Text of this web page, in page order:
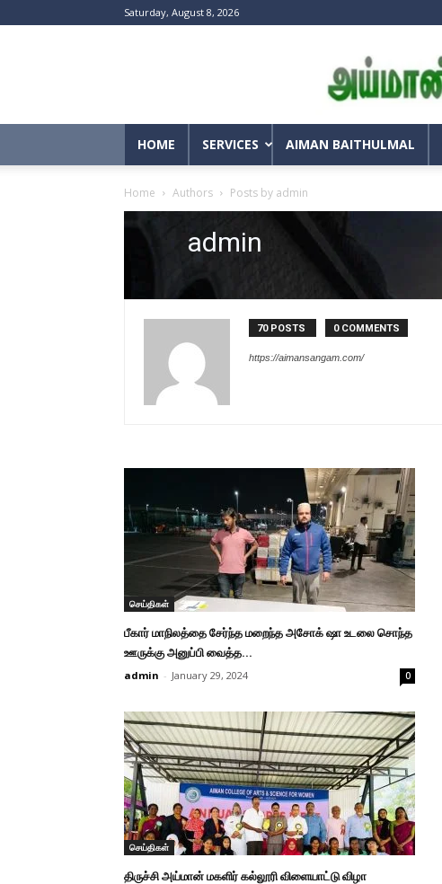
Saturday, August 8, 2026
HOME SERVICES AIMAN BAITHULMAL
Home Authors Posts by admin
admin
70 POSTS 0 COMMENTS
https://aimansangam.com/
செய்திகள்
பீகார் மாநிலத்தை சேர்ந்த மறைந்த அசோக் ஷா உடலை சொந்த
ஊருக்கு அனுப்பி வைத்த...
admin - January 29, 2024 0
செய்திகள்
திருச்சி அய்மான் மகளிர் கல்லூரி விளையாட்டு விழா